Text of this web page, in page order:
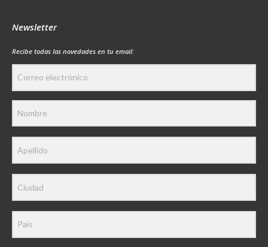
Newsletter
Recibe todas las novedades en tu email: